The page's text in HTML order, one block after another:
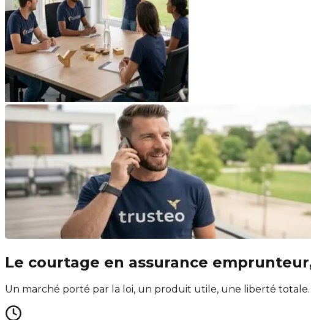
Le courtage en assurance
Un marché porté par la loi, un produit utile, une liberté